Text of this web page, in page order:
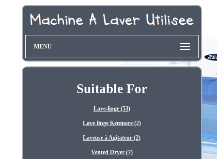
MENU
Suitable For
Lave-linge (53)
Lave-linge Kenmore (2)
Laveuse à Agitateur (2)
Vented Dryer (7)